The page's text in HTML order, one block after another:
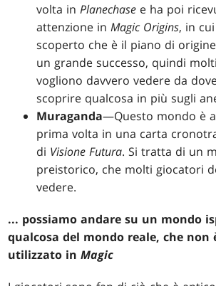
volta inPlanechase e ha poi
attenzione inMagic Origins, in
scoperto che è il piano di origine
un grande successo, quindi
vogliono davvero vedere da
scoprire qualcosa in più sugli
Muraganda—Questo mondo è
prima volta in una carta
di Visione Futura. Si tratta di un
preistorico, che molti giocatori
vedere.
... possiamo andare su un mondo
qualcosa del mondo reale, che non
utilizzato inMagic